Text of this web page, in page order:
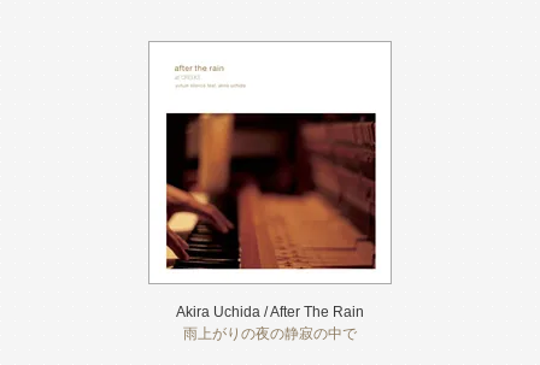
Akira Uchida / After The Rain
雨上がりの夜の静寂の中で